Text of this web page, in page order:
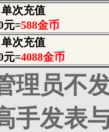
单次充值
元=588金币
单次充值
元=4088金币
理员不
手发表